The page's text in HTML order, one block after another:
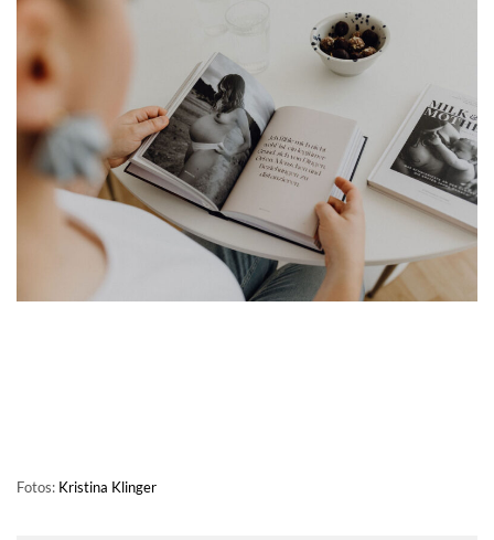
Fotos: Kristina Klinger